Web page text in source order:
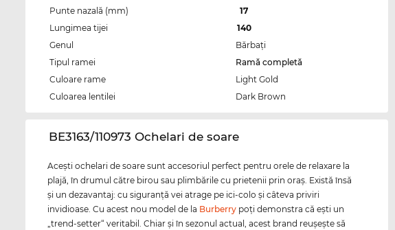
Punte nazală (mm)
17
Lungimea tijei
140
Genul
Bărbaţi
Tipul ramei
Ramă completă
Culoare rame
Light Gold
Culoarea lentilei
Dark Brown
‌BE3163/110973 Ochelari de soare
Aceşti ochelari de soare sunt accesoriul perfect pentru orele de relaxare la
plajă, în drumul către birou sau plimbările cu prietenii prin oraş. Există însă
şi un dezavantaj: cu siguranţă vei atrage pe ici-colo şi câteva priviri
invidioase. Cu acest nou model de la Burberry poţi demonstra că eşti un
„trend-setter“ veritabil. Chiar şi în sezonul actual, acest brand reuşeşte să